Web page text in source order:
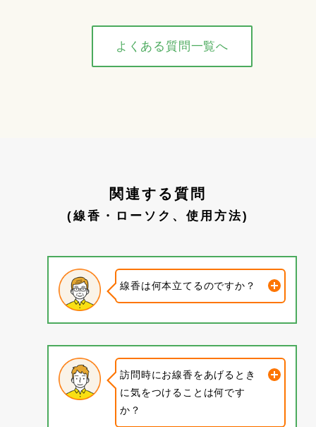
よくある質問一覧へ
関連する質問
(線香・ローソク、使用方法)
線香は何本立てるのですか？
訪問時にお線香をあげるとき
に気をつけることは何です
か？